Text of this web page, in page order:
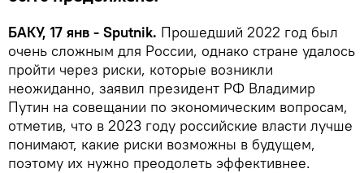
БАКУ, 17 янв - Sputnik. Прошедший 2022 год был
очень сложным для России, однако стране удалось
пройти через риски, которые возникли
неожиданно, заявил президент РФ Владимир
Путин на совещании по экономическим вопросам,
отметив, что в 2023 году российские власти лучше
понимают, какие риски возможны в будущем,
поэтому их нужно преодолеть эффективнее.